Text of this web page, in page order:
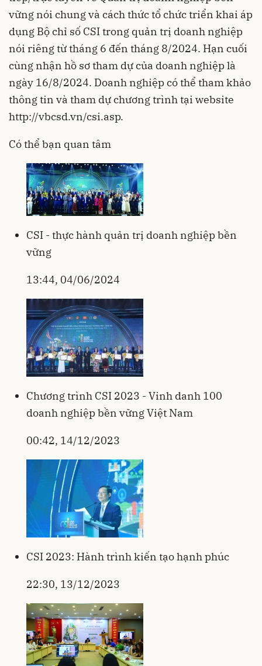
vững nói chung và cách thức tổ chức triển khai áp
dụng Bộ chỉ số CSI trong quản trị doanh nghiệp
nói riêng từ tháng 6 đến tháng 8/2024. Hạn cuối
cùng nhận hồ sơ tham dự của doanh nghiệp là
ngày 16/8/2024. Doanh nghiệp có thể tham khảo
thông tin và tham dự chương trình tại website
http://vbcsd.vn/csi.asp.
Có thể bạn quan tâm
CSI - thực hành quản trị doanh nghiệp bền
vững
13:44, 04/06/2024
Chương trình CSI 2023 - Vinh danh 100
doanh nghiệp bền vững Việt Nam
00:42, 14/12/2023
CSI 2023: Hành trình kiến tạo hạnh phúc
22:30, 13/12/2023